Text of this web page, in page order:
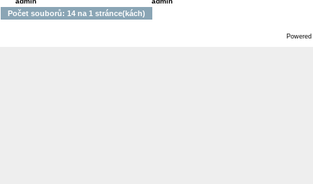
Počet souborů: 14 na 1 stránce(kách)